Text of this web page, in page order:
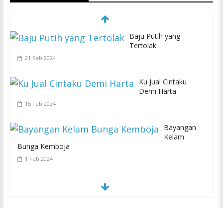
Baju Putih yang
Tertolak
21 Feb 2024
Ku Jual Cintaku
Demi Harta
15 Feb 2024
Bayangan
Kelam
Bunga Kemboja
1 Feb 2024